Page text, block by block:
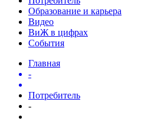
Образование и карьера
Видео
ВиЖ в цифрах
События
Главная
-
Потребитель
-